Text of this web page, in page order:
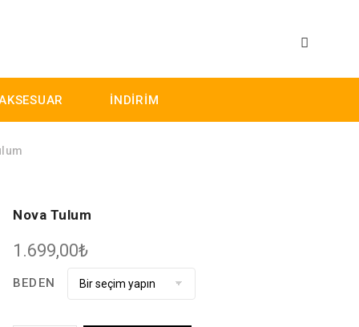
İNDİRİM
Nova Tulum
1.699,00₺
BEDEN